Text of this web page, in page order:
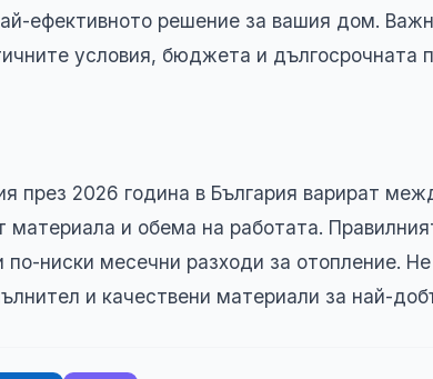
ефективното решение за вашия дом.
условия, бюджета и дългосрочната
през 2026 година в България варират
материала и обема на работата.
ниски месечни разходи за отопление.
и качествени материали за най-